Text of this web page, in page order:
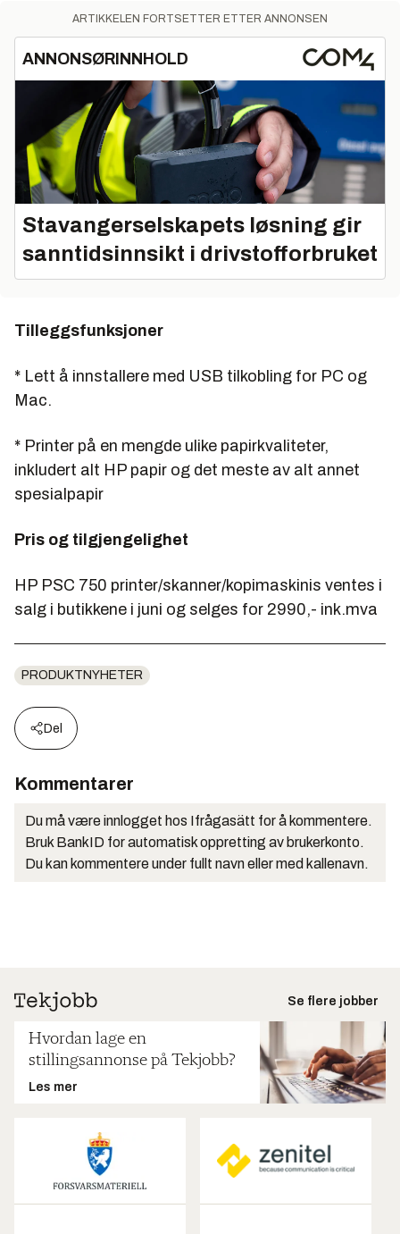
ARTIKKELEN FORTSETTER ETTER ANNONSEN
ANNONSØRINNHOLD
Stavangerselskapets løsning gir
sanntidsinnsikt i drivstofforbruket
Tilleggsfunksjoner
* Lett å innstallere med USB tilkobling for PC og
Mac.
* Printer på en mengde ulike papirkvaliteter,
inkludert alt HP papir og det meste av alt annet
spesialpapir
Pris og tilgjengelighet
HP PSC 750 printer/skanner/kopimaskinis ventes i
salg i butikkene i juni og selges for 2990,- ink.mva
PRODUKTNYHETER
Del
Kommentarer
Du må være innlogget hos Ifrågasätt for å kommentere.
Bruk BankID for automatisk oppretting av brukerkonto.
Du kan kommentere under fullt navn eller med kallenavn.
Se flere jobber
Hvordan lage en
stillingsannonse på Tekjobb?
Les mer